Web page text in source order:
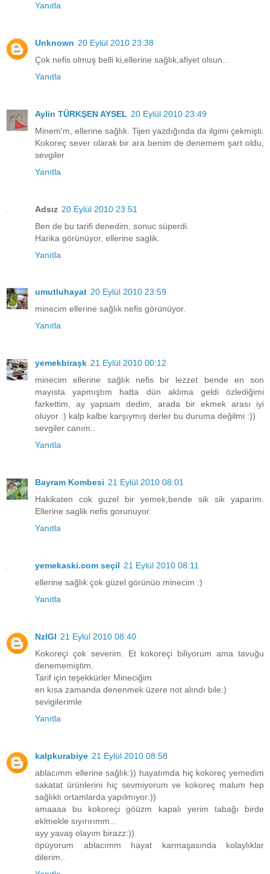
Yanıtla
Unknown 20 Eylül 2010 23:38
Çok nefis olmuş belli ki,ellerine sağlık,afiyet olsun..
Yanıtla
Aylin TÜRKŞEN AYSEL 20 Eylül 2010 23:49
Minem'm, ellerine sağlık. Tijen yazdığında da ilgimi çekmişti.
Kokoreç sever olarak bir ara benim de denemem şart oldu,
sevgiler
Yanıtla
Adsız 20 Eylül 2010 23:51
Ben de bu tarifi denedim, sonuc süperdi.
Harika görünüyor, ellerine saglik.
Yanıtla
umutluhayat 20 Eylül 2010 23:59
minecim ellerine sağlık nefis görünüyor.
Yanıtla
yemekbiraşk 21 Eylül 2010 00:12
minecim ellerine sağlık nefis bir lezzet bende en son
mayısta yapmıştım hatta dün aklıma geldi özlediğimi
farkettim, ay yapsam dedim, arada bir ekmek arası iyi
oluyor :) kalp kalbe karşıymış derler bu duruma değilmi :))
sevgiler canım..
Yanıtla
Bayram Kombesi 21 Eylül 2010 08:01
Hakikaten cok guzel bir yemek,bende sik sik yaparim.
Ellerine saglik nefis gorunuyor.
Yanıtla
yemekaski.com seçil 21 Eylül 2010 08:11
ellerine sağlık çok güzel görünüo minecim :)
Yanıtla
NzlGl 21 Eylül 2010 08:40
Kokoreçi çok severim. Et kokoreçi biliyorum ama tavuğu
denememiştim.
Tarif için teşekkürler Mineciğim
en kısa zamanda denenmek üzere not alındı bile:)
sevigilerimle
Yanıtla
kalpkurabiye 21 Eylül 2010 08:58
ablacımm ellerine sağlık:)) hayatımda hiç kokoreç yemedim
sakatat ürünlerini hiç sevmiyorum ve kokoreç malum hep
sağlıklı ortamlarda yapılmıyor:))
amaaaa bu kokoreçi göüzm kapalı yerim tabağı birde
eklmekle sıyırırımm...
ayy yavaş olayım birazz:))
öpüyorum ablacımm hayat karmaşasında kolaylıklar
dilerim..